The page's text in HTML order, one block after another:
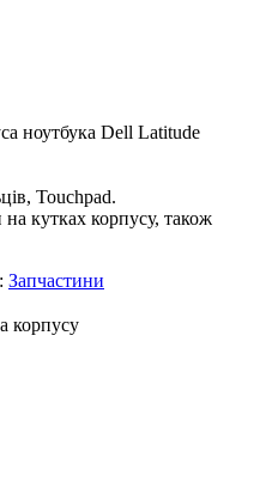
ноутбука Dell Latitude
Touchpad.
кутках корпусу, також
Запчастини
корпусу